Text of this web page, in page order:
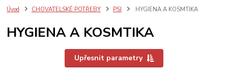
Úvod CHOVATELSKÉ POTŘEBY PSI HYGIENA A KOSMTIKA
HYGIENA A KOSMTIKA
Upřesnit parametry